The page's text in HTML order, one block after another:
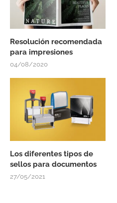
Resolución recomendada
para impresiones
04/08/2020
Los diferentes tipos de
sellos para documentos
27/05/2021